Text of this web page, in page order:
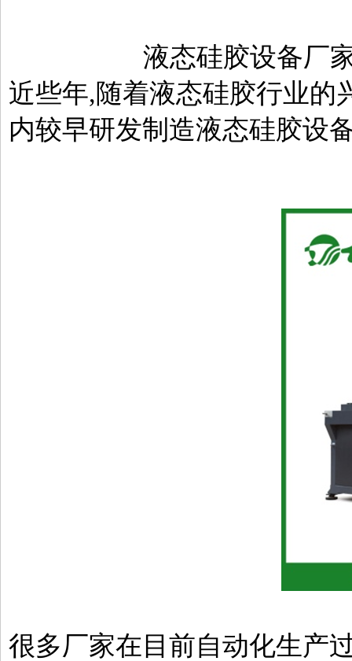
液态硅胶设备厂
近些年,随着液态硅胶行业的
内较早研发制造液态硅胶设
很多厂家在目前自动化生产